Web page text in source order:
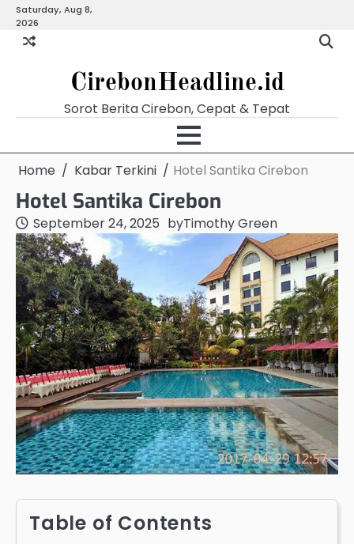
Skip
content
Saturday, Aug 8,
2026
CirebonHeadline.id
Sorot Berita Cirebon, Cepat & Tepat
Home Kabar Terkini Hotel Santika Cirebon
Hotel Santika Cirebon
September 24, 2025 byTimothy Green
Table of Contents